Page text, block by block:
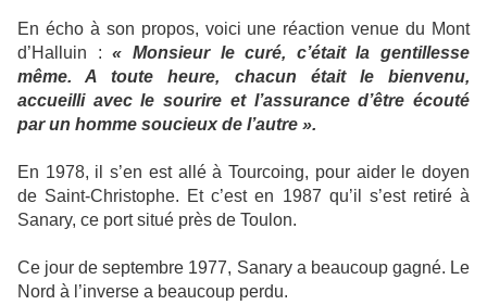
En écho à son propos, voici une réaction venue du Mont
d’Halluin :« Monsieur le curé, c’était la gentillesse
même. A toute heure, chacun était le bienvenu,
accueilli avec le sourire et l’assurance d’être écouté
par un homme soucieux de l’autre ».
En 1978, il s’en est allé à Tourcoing, pour aider le doyen
de Saint-Christophe. Et c’est en 1987 qu’il s’est retiré à
Sanary, ce port situé près de Toulon.
Ce jour de septembre 1977, Sanary a beaucoup gagné. Le
Nord à l’inverse a beaucoup perdu.